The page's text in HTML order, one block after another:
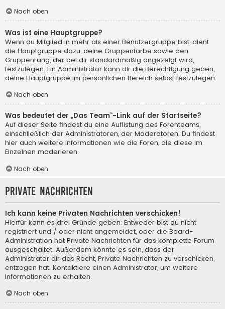
Nach oben
Was ist eine Hauptgruppe?
Wenn du Mitglied in mehr als einer Benutzergruppe bist, dient
die Hauptgruppe dazu, deine Gruppenfarbe sowie den
Gruppenrang, der bei dir standardmäßig angezeigt wird,
festzulegen. Ein Administrator kann dir die Berechtigung geben,
deine Hauptgruppe im persönlichen Bereich selbst festzulegen.
Nach oben
Was bedeutet der „Das Team“-Link auf der Startseite?
Auf dieser Seite findest du eine Auflistung des Forenteams,
einschließlich der Administratoren, der Moderatoren. Du findest
hier auch weitere Informationen wie die Foren, die diese im
Einzelnen moderieren.
Nach oben
Private Nachrichten
Ich kann keine Privaten Nachrichten verschicken!
Hierfür kann es drei Gründe geben: Entweder bist du nicht
registriert und / oder nicht angemeldet, oder die Board-
Administration hat Private Nachrichten für das komplette Forum
ausgeschaltet. Außerdem könnte es sein, dass der
Administrator dir das Recht, Private Nachrichten zu verschicken,
entzogen hat. Kontaktiere einen Administrator, um weitere
Informationen zu erhalten.
Nach oben